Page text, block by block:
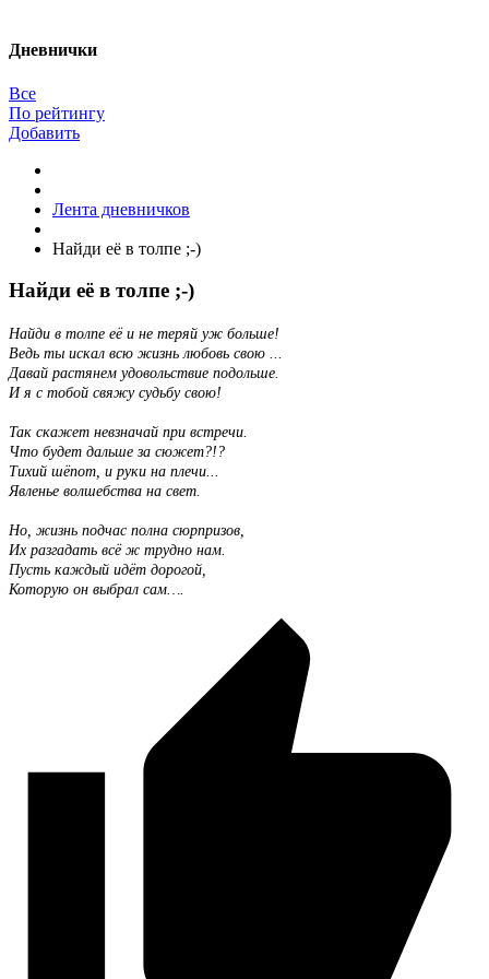
Дневнички
Все
По рейтингу
Добавить
Лента дневничков
Найди её в толпе ;-)
Найди её в толпе ;-)
Найди в толпе её и не теряй уж больше!
Ведь ты искал всю жизнь любовь свою ...
Давай растянем удовольствие подольше.
И я с тобой свяжу судьбу свою!
Так скажет невзначай при встречи.
Что будет дальше за сюжет?!?
Тихий шёпот, и руки на плечи...
Явленье волшебства на свет.
Но, жизнь подчас полна сюрпризов,
Их разгадать всё ж трудно нам.
Пусть каждый идёт дорогой,
Которую он выбрал сам….